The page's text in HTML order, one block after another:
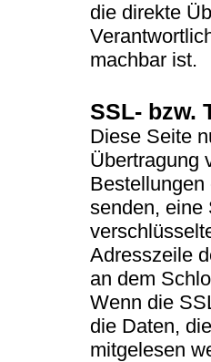
die direkte
machbar ist.
SSL- bzw.
Diese Seite
Übertragung
senden, eine
Adresszeile
an dem
Wenn die
die Daten,
mitgelesen